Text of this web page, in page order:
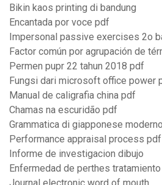
Bikin kaos printing di bandung
Encantada por voce pdf
Impersonal passive exercises 2o
Factor común por agrupación de
Permen pupr 22 tahun 2018 pdf
Fungsi dari microsoft office power
Manual de caligrafia china pdf
Chamas na escuridão pdf
Grammatica di giapponese
Performance appraisal process pdf
Informe de investigacion dibujo
Enfermedad de perthes